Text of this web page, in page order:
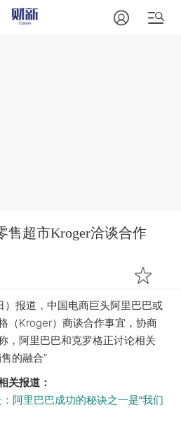
售超市Kroger洽谈合作
）报道，中国电商巨头阿里巴巴或
（Kroger）商谈合作事宜，协商
，阿里巴巴和克罗格正讨论相关
的融合”
关报道：
阿里巴巴成功的秘诀之一是“我们